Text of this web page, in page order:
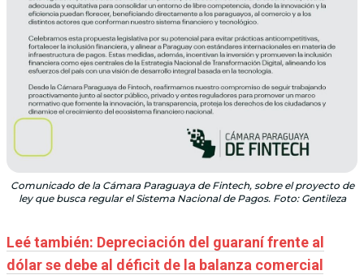
Comunicado de la Cámara Paraguaya de Fintech, sobre el proyecto de
ley que busca regular el Sistema Nacional de Pagos. Foto: Gentileza
Leé también: Depreciación del guaraní frente al
dólar se debe al déficit de la balanza comercial